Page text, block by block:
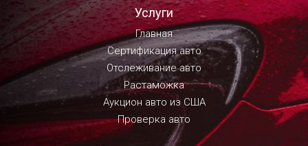
Услуги
Главная
Сертификация авто
Отслеживание авто
Растаможка
Аукцион авто из США
Проверка авто